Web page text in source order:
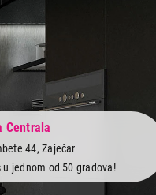
Centrala
44, Zaječar
u jednom od 50 gradova!